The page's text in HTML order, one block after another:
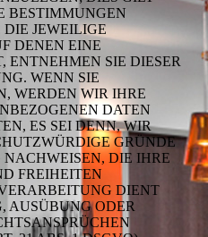
BESTIMMUNGEN
DIE JEWEILIGE
DENEN EINE
ENTNEHMEN SIE DIESER
WENN SIE
WERDEN WIR IHRE
DATEN
ES SEI DENN, WIR
GRÜNDE
DIE IHRE
FREIHEITEN
DIENT
AUSÜBUNG ODER